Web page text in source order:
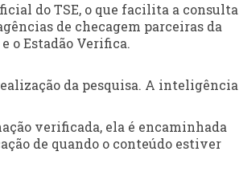
do TSE, o que facilita a consulta
de checagem parceiras da
o Estadão Verifica.
da pesquisa. A inteligência
verificada, ela é encaminhada
de quando o conteúdo estiver